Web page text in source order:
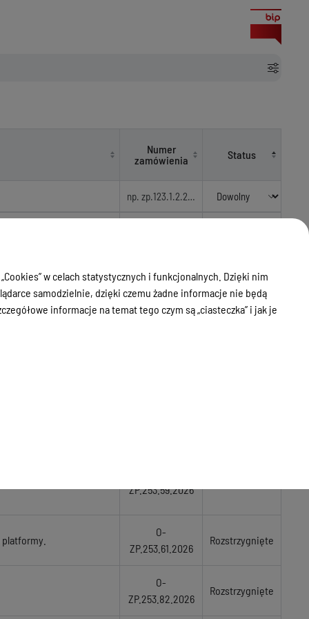
Numer
zamówienia
Status
Szerokopasmowej
O.253.220.2025 Rozstrzygnięte
ZP.253.59.2026
O-
ZP.253.61.2026
Rozstrzygnięte
O-
ZP.253.82.2026
Rozstrzygnięte
w celach statystycznych i funkcjonalnych. Dzięki nim
samodzielnie, dzięki czemu żadne informacje nie będą
informacje na temat tego czym są „ciasteczka” i jak je